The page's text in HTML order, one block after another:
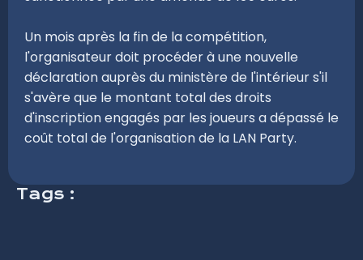
Un mois après la fin de la compétition,
l'organisateur doit procéder à une nouvelle
déclaration auprès du ministère de l'intérieur s'il
s'avère que le montant total des droits
d'inscription engagés par les joueurs a dépassé le
coût total de l'organisation de la LAN Party.
Tags :